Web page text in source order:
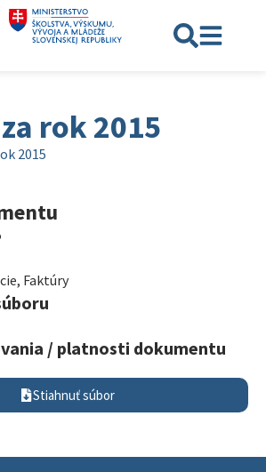
rok 2015
2015
, Faktúry
/ platnosti dokumentu
Stiahnuť súbor